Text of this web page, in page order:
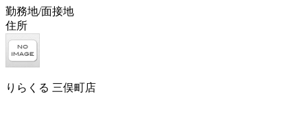
勤務地/面接地
住所
りらくる 三俣町店